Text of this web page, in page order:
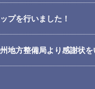
プを行いました！
地方整備局より感謝状を